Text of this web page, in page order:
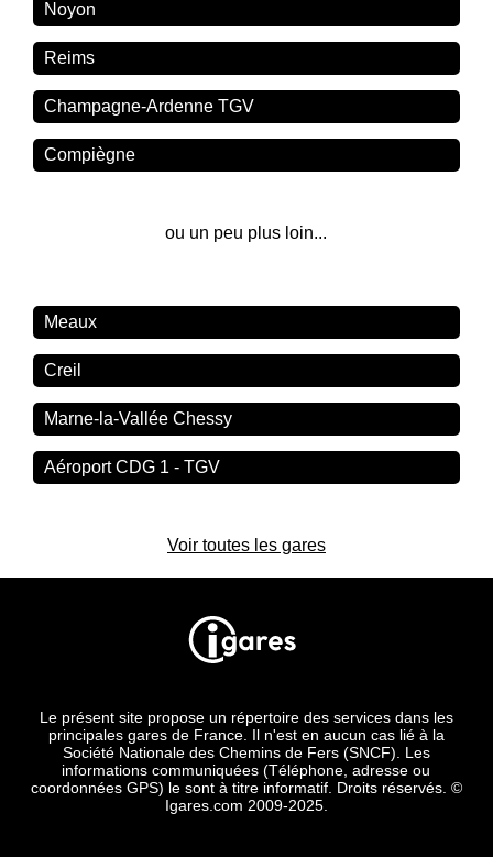
Noyon
Reims
Champagne-Ardenne TGV
Compiègne
ou un peu plus loin...
Meaux
Creil
Marne-la-Vallée Chessy
Aéroport CDG 1 - TGV
Voir toutes les gares
Le présent site propose un répertoire des services dans les
principales gares de France. Il n'est en aucun cas lié à la
Société Nationale des Chemins de Fers (SNCF). Les
informations communiquées (Téléphone, adresse ou
coordonnées GPS) le sont à titre informatif. Droits réservés. ©
Igares.com 2009-2025.